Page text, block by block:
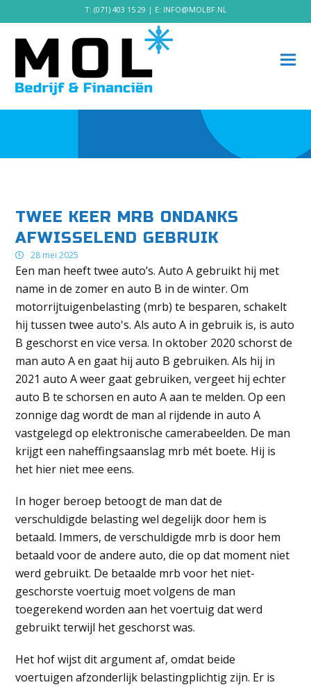
T: (071) 403 15 29 | E: INFO@MOLBF.NL
TWEE KEER MRB ONDANKS
AFWISSELEND GEBRUIK
28 mei 2025
Een man heeft twee auto’s. Auto A gebruikt hij met
name in de zomer en auto B in de winter. Om
motorrijtuigenbelasting (mrb) te besparen, schakelt
hij tussen twee auto's. Als auto A in gebruik is, is auto
B geschorst en vice versa. In oktober 2020 schorst de
man auto A en gaat hij auto B gebruiken. Als hij in
2021 auto A weer gaat gebruiken, vergeet hij echter
auto B te schorsen en auto A aan te melden. Op een
zonnige dag wordt de man al rijdende in auto A
vastgelegd op elektronische camerabeelden. De man
krijgt een naheffingsaanslag mrb mét boete. Hij is
het hier niet mee eens.
In hoger beroep betoogt de man dat de
verschuldigde belasting wel degelijk door hem is
betaald. Immers, de verschuldigde mrb is door hem
betaald voor de andere auto, die op dat moment niet
werd gebruikt. De betaalde mrb voor het niet-
geschorste voertuig moet volgens de man
toegerekend worden aan het voertuig dat werd
gebruikt terwijl het geschorst was.
Het hof wijst dit argument af, omdat beide
voertuigen afzonderlijk belastingplichtig zijn. Er is